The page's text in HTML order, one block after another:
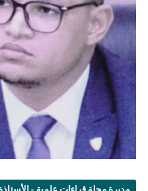
مديرة مجلة قراءات علمية -